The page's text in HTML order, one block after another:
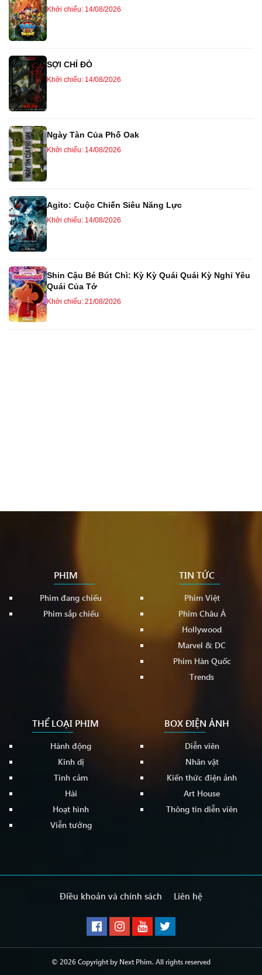
Khởi chiếu: 14/08/2026
SỢI CHỈ ĐỎ
Khởi chiếu: 14/08/2026
Ngày Tàn Của Phố Oak
Khởi chiếu: 14/08/2026
Agito: Cuộc Chiến Siêu Năng Lực
Khởi chiếu: 14/08/2026
Shin Cậu Bé Bút Chì: Kỳ Kỳ Quái Quái Kỳ Nghỉ Yêu
Quái Của Tớ
Khởi chiếu: 21/08/2026
PHIM
Phim đang chiếu
Phim sắp chiếu
TIN TỨC
Phim Việt
Phim Châu Á
Hollywood
Marvel & DC
Phim Hàn Quốc
Trends
THỂ LOẠI PHIM
Hành động
Kinh dị
Tình cảm
Hài
Hoạt hình
Viễn tưởng
BOX ĐIỆN ẢNH
Diễn viên
Nhân vật
Kiến thức điện ảnh
Art House
Thông tin diễn viên
Điều khoản và chính sách Liên hệ
© 2026 Copyright by Next Phim. All rights reserved